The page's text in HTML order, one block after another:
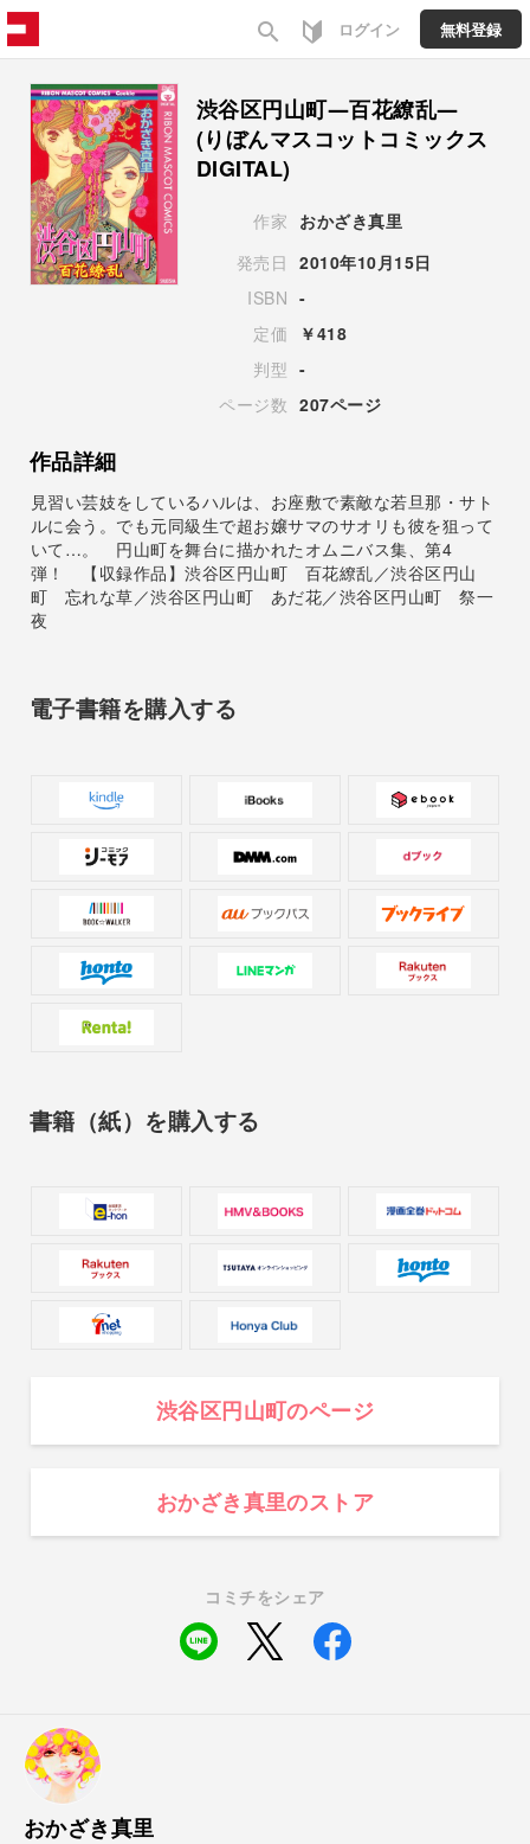
search ログイン 無料登録
渋谷区円山町―百花繚乱―
(りぼんマスコットコミックス
DIGITAL)
作家 おかざき真里
発売日
2010年10月15日
ISBN -
定価
￥418
判型 -
ページ数 207ページ
作品詳細
見習い芸妓をしているハルは、お座敷で素敵な若旦那・サト
ルに会う。でも元同級生で超お嬢サマのサオリも彼を狙って
いて…。 円山町を舞台に描かれたオムニバス集、第4
弾！ 【収録作品】渋谷区円山町 百花繚乱／渋谷区円山
町 忘れな草／渋谷区円山町 あだ花／渋谷区円山町 祭一
夜
電子書籍を購入する
書籍（紙）を購入する
渋谷区円山町のページ
おかざき真里のストア
コミチをシェア
おかざき真里